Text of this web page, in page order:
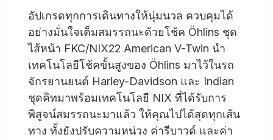
อัปเกรดทุกการเดินทางให้นุ่มนวล ควบคุมได้
อย่างมั่นใจเต็มสมรรถนะด้วยโช้ค Öhlins ชุด
ไส้หน้า FKC/NIX22 American V-Twin นำ
เทคโนโลยีโช้คขั้นสูงของ Öhlins มาไว้ในรถ
จักรยานยนต์ Harley-Davidson และ Indian
ชุดคิทมาพร้อมเทคโนโลยี NIX ที่ได้รับการ
พิสูจน์สมรรถนะมาแล้ว ให้คุณไปได้สุดทุกเส้น
ทาง ทั้งยังปรับความหน่วง ค่ารีบาวด์ และค่า